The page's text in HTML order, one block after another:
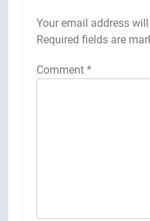
Your email address
Required fields are
Comment *